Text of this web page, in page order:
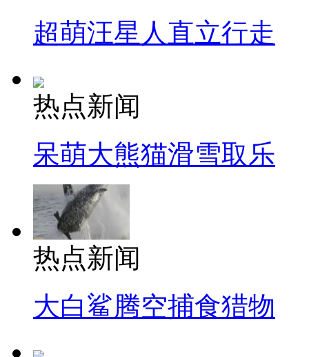
超萌汪星人直立行走
热点新闻
呆萌大熊猫滑雪取乐
热点新闻
大白鲨腾空捕食猎物